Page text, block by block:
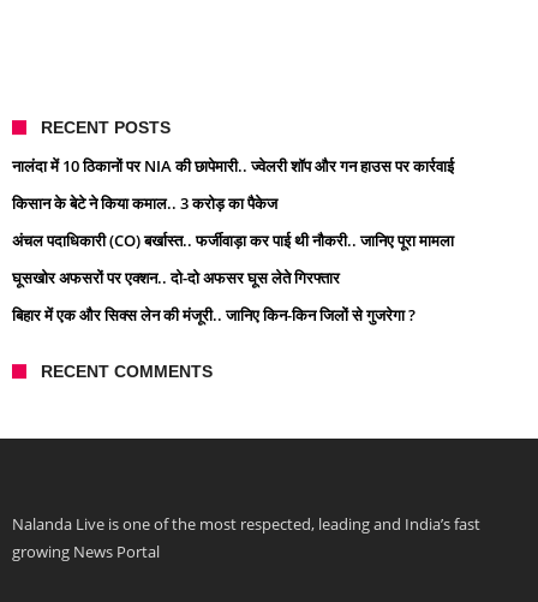
RECENT POSTS
नालंदा में 10 ठिकानों पर NIA की छापेमारी.. ज्वेलरी शॉप और गन हाउस पर कार्रवाई
किसान के बेटे ने किया कमाल.. 3 करोड़ का पैकेज
अंचल पदाधिकारी (CO) बर्खास्त.. फर्जीवाड़ा कर पाई थी नौकरी.. जानिए पूरा मामला
घूसखोर अफसरों पर एक्शन.. दो-दो अफसर घूस लेते गिरफ्तार
बिहार में एक और सिक्स लेन की मंजूरी.. जानिए किन-किन जिलों से गुजरेगा ?
RECENT COMMENTS
Nalanda Live is one of the most respected, leading and India’s fast
growing News Portal